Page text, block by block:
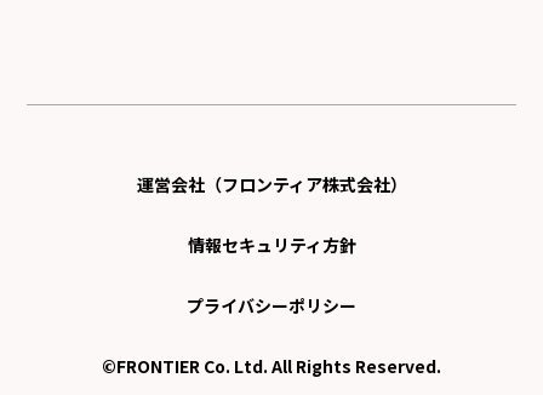
運営会社（フロンティア株式会社）
情報セキュリティ方針
プライバシーポリシー
©FRONTIER Co. Ltd. All Rights Reserved.